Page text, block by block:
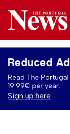
Reduced
Read The
19.99€ per year.
Sign up here